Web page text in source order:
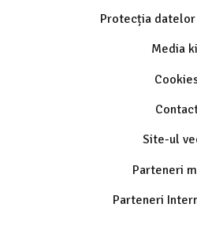
Protecția datelor
Media
Site-ul
Parteneri
Parteneri